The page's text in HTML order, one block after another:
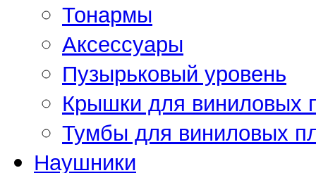
Тонармы
Аксессуары
Пузырьковый уровень
Крышки для виниловых
Тумбы для виниловых
Наушники